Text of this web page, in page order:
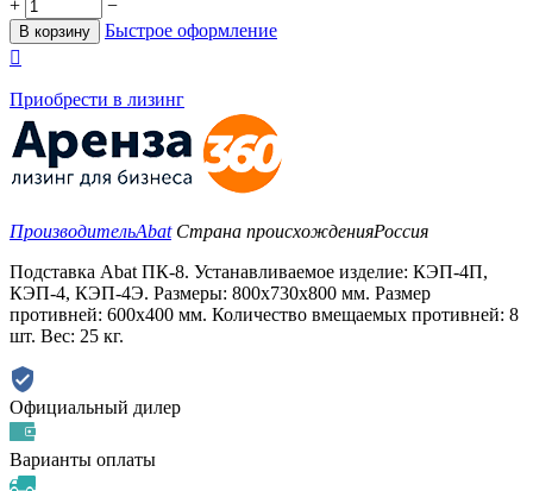
+ −
В корзину
Быстрое оформление

Приобрести в лизинг
ПроизводительAbat Страна происхожденияРоссия
Подставка Abat ПК-8. Устанавливаемое изделие: КЭП-4П,
КЭП-4, КЭП-4Э. Размеры: 800х730x800 мм. Размер
противней: 600х400 мм. Количество вмещаемых противней: 8
шт. Вес: 25 кг.
Официальный дилер
Варианты оплаты